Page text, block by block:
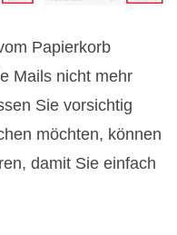
Papierkorb
Mails nicht mehr
Sie vorsichtig
möchten, können
damit Sie einfach